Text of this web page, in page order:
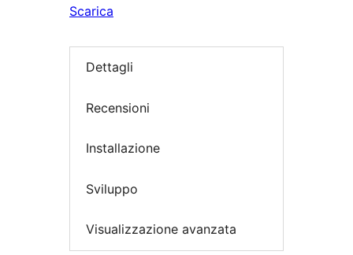
Scarica
Dettagli
Recensioni
Installazione
Sviluppo
Visualizzazione avanzata